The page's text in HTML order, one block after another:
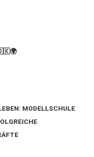
🇩🇰🌍
MODELLSCHULE